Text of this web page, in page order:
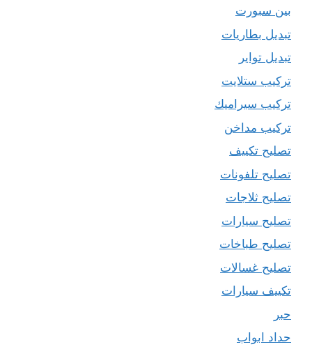
بين سبورت
تبديل بطاريات
تبديل تواير
تركيب ستلايت
تركيب سيراميك
تركيب مداخن
تصليح تكييف
تصليح تلفونات
تصليح ثلاجات
تصليح سيارات
تصليح طباخات
تصليح غسالات
تكييف سيارات
حبر
حداد ابواب